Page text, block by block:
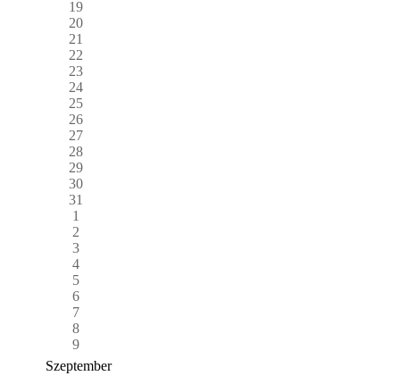
19
20
21
22
23
24
25
26
27
28
29
30
31
1
2
3
4
5
6
7
8
9
Szeptember